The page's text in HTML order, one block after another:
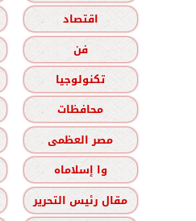
اقتصاد
فن
تكنولوجيا
محافظات
مصر العظمى
وا إسلاماه
مقال رئيس التحرير